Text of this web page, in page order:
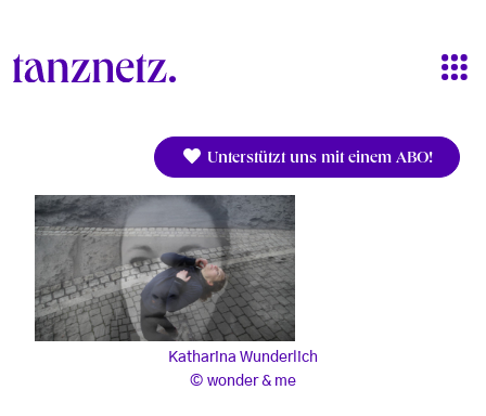
Unterstützt uns mit einem ABO!
Katharina Wunderlich
wonder & me